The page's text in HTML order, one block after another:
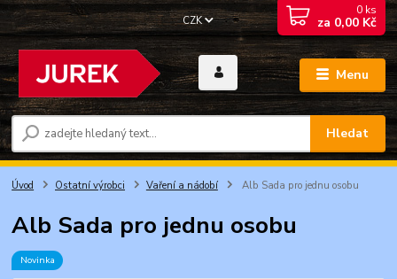
Menu
CZK
Hledat
0 ks
za 0,00 Kč
Úvod Ostatní výrobci Vaření a nádobí Alb Sada pro jednu osobu
Alb Sada pro jednu osobu
Novinka